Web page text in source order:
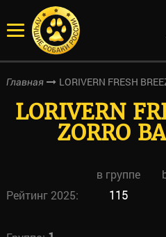
Главная LORIVERN FRESH
LORIVERN
ZORRO
в группе
Рейтинг 2025:
115